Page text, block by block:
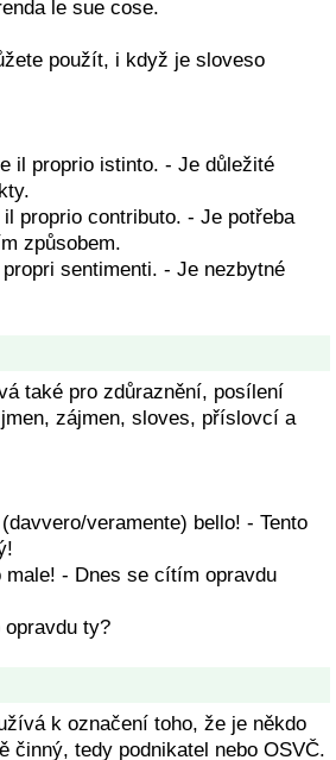
le sue cose.
použít, i když je sloveso
il proprio istinto. - Je důležité
proprio contributo. - Je potřeba
způsobem.
sentimenti. - Je nezbytné
také pro zdůraznění, posílení
zájmen, sloves, příslovcí a
veramente) bello! - Tento
male! - Dnes se cítím opravdu
ty?
k označení toho, že je někdo
činný, tedy podnikatel nebo OSVČ.